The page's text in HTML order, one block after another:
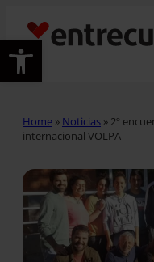
Abrir barra de
Home » Noticias » 2º
internacional VOLPA